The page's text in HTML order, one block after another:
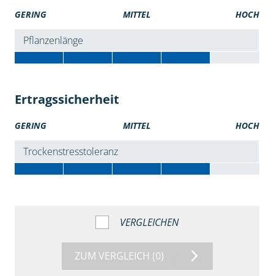
GERING MITTEL HOCH
Pflanzenlänge
Ertragssicherheit
GERING MITTEL HOCH
Trockenstresstoleranz
VERGLEICHEN
ZUM VERGLEICH (0)